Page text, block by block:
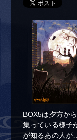
BOX5は夕方か
集っている様子
が知るあの人が